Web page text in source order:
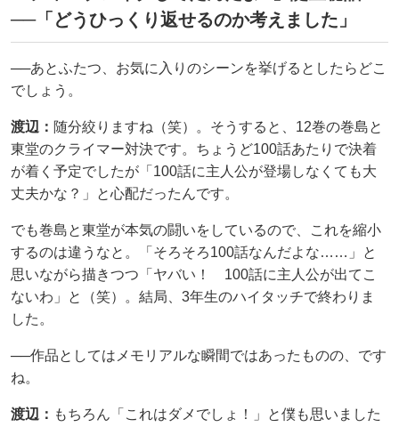
──「どうひっくり返せるのか考えました」
──あとふたつ、お気に入りのシーンを挙げるとしたらどこ
でしょう。
渡辺： 随分絞りますね（笑）。そうすると、12巻の巻島と
東堂のクライマー対決です。ちょうど100話あたりで決着
が着く予定でしたが「100話に主人公が登場しなくても大
丈夫かな？」と心配だったんです。
でも巻島と東堂が本気の闘いをしているので、これを縮小
するのは違うなと。「そろそろ100話なんだよな……」と
思いながら描きつつ「ヤバい！ 100話に主人公が出てこ
ないわ」と（笑）。結局、3年生のハイタッチで終わりま
した。
──作品としてはメモリアルな瞬間ではあったものの、です
ね。
渡辺： もちろん「これはダメでしょ！」と僕も思いました